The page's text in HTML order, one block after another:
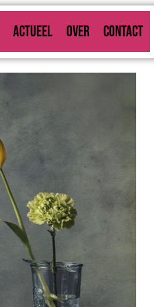
ACTUEEL OVER CONTACT